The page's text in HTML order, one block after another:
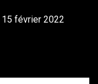
15 février 2022